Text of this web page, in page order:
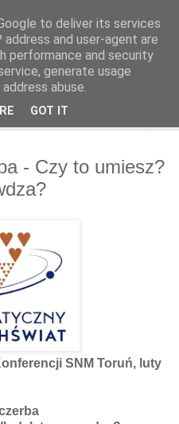
- Czy to umiesz?
SNM Toruń, luty
to deliver its services
and user-agent are
performance and security
generate usage
abuse.
GOT IT